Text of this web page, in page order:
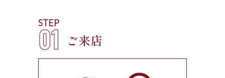
STEP
01 ご来店